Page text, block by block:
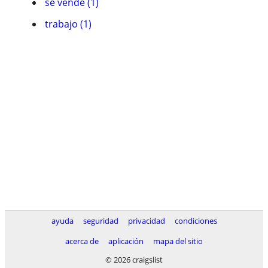
trabajo (1)
ayuda seguridad privacidad
condiciones
acerca de
aplicación
mapa del sitio
© 2026 craigslist